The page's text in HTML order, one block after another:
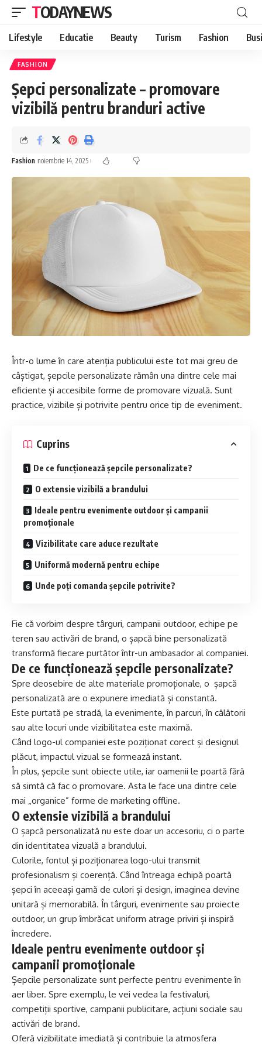
TODAYNEWS
Lifestyle Educatie Beauty Turism Fashion
FASHION
Șepci personalizate – promovare
vizibilă pentru branduri active
Fashion noiembrie 14, 2025
Într-o lume în care atenția publicului este tot mai greu de
câștigat, șepcile personalizate rămân una dintre cele mai
eficiente și accesibile forme de promovare vizuală. Sunt
practice, vizibile și potrivite pentru orice tip de eveniment.
Cuprins
De ce funcționează șepcile personalizate?
O extensie vizibilă a brandului
Ideale pentru evenimente outdoor și campanii
promoționale
Vizibilitate care aduce rezultate
Uniformă modernă pentru echipe
Unde poți comanda șepcile potrivite?
Fie că vorbim despre târguri, campanii outdoor, echipe pe
teren sau activări de brand, o șapcă bine personalizată
transformă fiecare purtător într-un ambasador al companiei.
De ce funcționează șepcile personalizate?
Spre deosebire de alte materiale promoționale, o șapcă
personalizată are o expunere imediată și constantă.
Este purtată pe stradă, la evenimente, în parcuri, în călătorii
sau alte locuri unde vizibilitatea este maximă.
Când logo-ul companiei este poziționat corect și designul
plăcut, impactul vizual se formează instant.
În plus, șepcile sunt obiecte utile, iar oamenii le poartă fără
să simtă că fac o promovare. Asta le face una dintre cele
mai „organice” forme de marketing offline.
O extensie vizibilă a brandului
O șapcă personalizată nu este doar un accesoriu, ci o parte
din identitatea vizuală a brandului.
Culorile, fontul și poziționarea logo-ului transmit
profesionalism și coerență. Când întreaga echipă poartă
șepci în aceeași gamă de culori și design, imaginea devine
unitară și memorabilă. În târguri, evenimente sau proiecte
outdoor, un grup îmbrăcat uniform atrage priviri și inspiră
încredere.
Ideale pentru evenimente outdoor și
campanii promoționale
Șepcile personalizate sunt perfecte pentru evenimente în
aer liber. Spre exemplu, le vei vedea la festivaluri,
competiții sportive, campanii publicitare, acțiuni sociale sau
activări de brand.
Oferă vizibilitate imediată și contribuie la atmosfera